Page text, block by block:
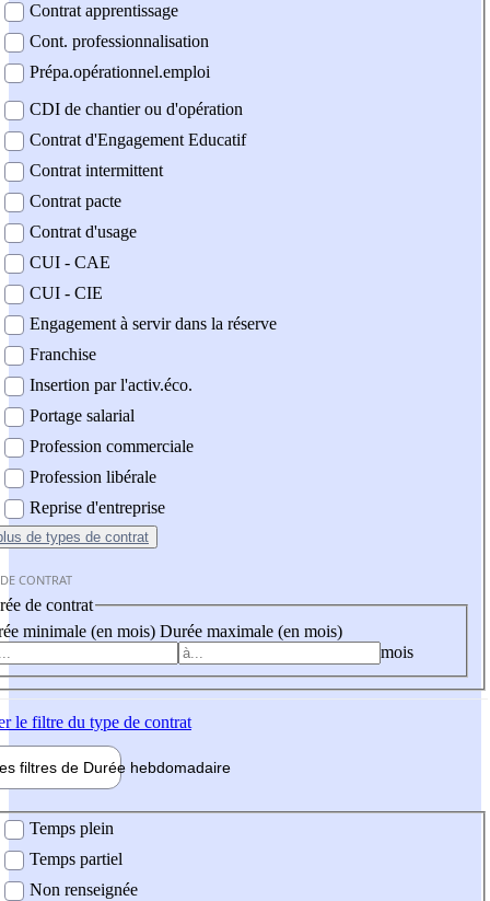
Contrat apprentissage
Cont. professionnalisation
Prépa.opérationnel.emploi
CDI de chantier ou d'opération
Contrat d'Engagement Educatif
Contrat intermittent
Contrat pacte
Contrat d'usage
CUI - CAE
CUI - CIE
Engagement à servir dans la réserve
Franchise
Insertion par l'activ.éco.
Portage salarial
Profession commerciale
Profession libérale
Reprise d'entreprise
de types de contrat
CONTRAT
de contrat
minimale (en mois) Durée maximale (en mois)
mois
le filtre du type de contrat
filtres de Durée hebdomadaire
Temps plein
Temps partiel
Non renseignée